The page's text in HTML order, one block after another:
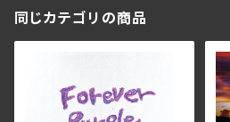
同じカテゴリの商品